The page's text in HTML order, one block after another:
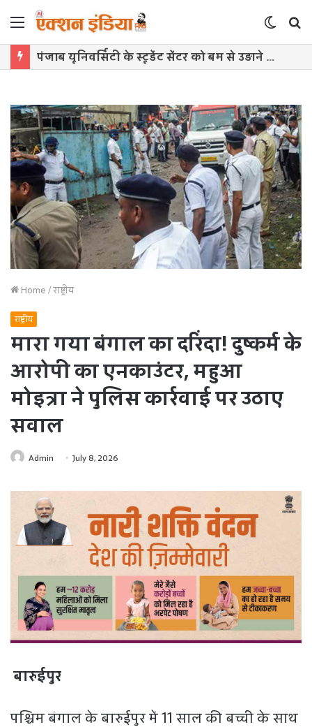
Menu
Switch
skin
पंजाब यूनिवर्सिटी के स्टूडेंट सेंटर को बम से उड़ाने की धमकी, सुरक्षा एजेंसियां अलर्ट
Home/राष्ट्रीय
राष्ट्रीय
मारा गया बंगाल का दरिंदा! दुष्कर्म के
आरोपी का एनकाउंटर, महुआ
मोइत्रा ने पुलिस कार्रवाई पर उठाए
सवाल
Admin July 8, 2026
बारुईपुर
पश्चिम बंगाल के बारुईपुर में 11 साल की बच्ची के साथ